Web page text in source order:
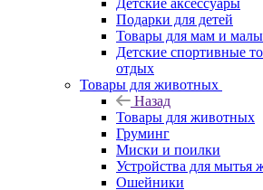
Детские аксессуары
Подарки для детей
Товары для мам и
Детские спортивные
отдых
Товары для животных
Назад
Товары для животных
Груминг
Миски и поилки
Устройства для мытья
Ошейники